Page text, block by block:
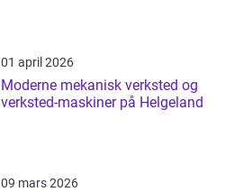
01 april 2026
Moderne mekanisk verksted og
verksted-maskiner på Helgeland
09 mars 2026